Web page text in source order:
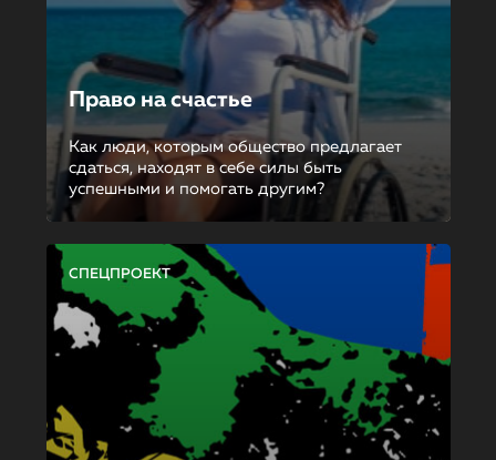
Право на счастье
Как люди, которым общество предлагает
сдаться, находят в себе силы быть
успешными и помогать другим?
СПЕЦПРОЕКТ